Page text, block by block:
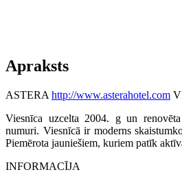
Apraksts
ASTERA http://www.asterahotel.com
Viesnīca uzcelta 2004. g un
numuri. Viesnīcā ir moderns
Piemērota jauniešiem, kuriem patīk
INFORMACĪJA